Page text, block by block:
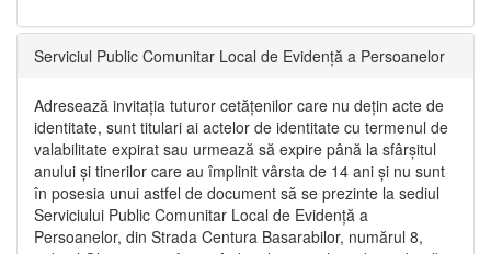
Serviciul Public Comunitar Local de Evidență a Persoanelor
Adresează invitația tuturor cetățenilor care nu dețin acte de
identitate, sunt titulari ai actelor de identitate cu termenul de
valabilitate expirat sau urmează să expire până la sfârșitul
anului și tinerilor care au împlinit vârsta de 14 ani și nu sunt
în posesia unui astfel de document să se prezinte la sediul
Serviciului Public Comunitar Local de Evidență a
Persoanelor, din Strada Centura Basarabilor, numărul 8,